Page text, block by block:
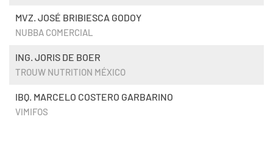
MVZ. JOSÉ BRIBIESCA GODOY
NUBBA COMERCIAL
ING. JORIS DE BOER
TROUW NUTRITION MÉXICO
IBQ. MARCELO COSTERO GARBARINO
VIMIFOS